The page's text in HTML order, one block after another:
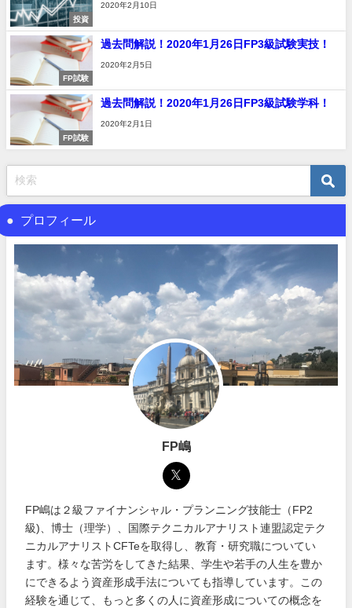
投資
2020年2月10日
FP試験
過去問解説！2020年1月26日FP3級試験実技！
2020年2月5日
FP試験
過去問解説！2020年1月26日FP3級試験学科！
2020年2月1日
プロフィール
FP嶋
FP嶋は２級ファイナンシャル・プランニング技能士（FP2
級)、博士（理学）、国際テクニカルアナリスト連盟認定テク
ニカルアナリストCFTeを取得し、教育・研究職についてい
ます。様々な苦労をしてきた結果、学生や若手の人生を豊か
にできるよう資産形成手法についても指導しています。この
経験を通じて、もっと多くの人に資産形成についての概念を